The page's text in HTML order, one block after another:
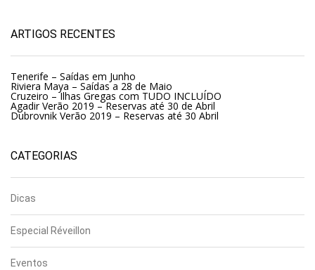
ARTIGOS RECENTES
Tenerife – Saídas em Junho
Riviera Maya – Saídas a 28 de Maio
Cruzeiro – Ilhas Gregas com TUDO INCLUÍDO
Agadir Verão 2019 – Reservas até 30 de Abril
Dubrovnik Verão 2019 – Reservas até 30 Abril
CATEGORIAS
Dicas
Especial Réveillon
Eventos